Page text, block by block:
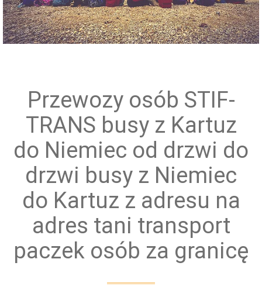
Przewóz grup zorganizowanych
Przewozy osób STIF-
TRANS busy z Kartuz
do Niemiec od drzwi do
drzwi busy z Niemiec
do Kartuz z adresu na
adres tani transport
paczek osób za granicę